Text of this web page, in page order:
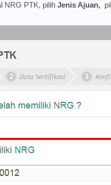
NRG PTK, pilih Jenis Ajuan,